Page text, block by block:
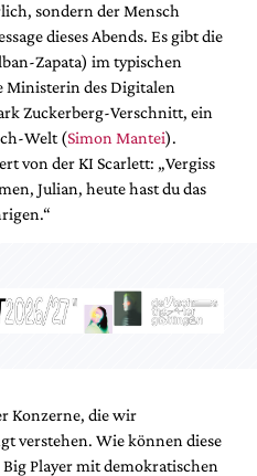
sondern der Mensch
dieses Abends. Es gibt die
Zapata) im typischen
Ministerin des Digitalen
Zuckerberg-Verschnitt, ein
Welt (Simon Mantei).
von der KI Scarlett: „Vergiss
Julian, heute hast du das
Konzerne, die wir
verstehen. Wie können diese
Player mit demokratischen